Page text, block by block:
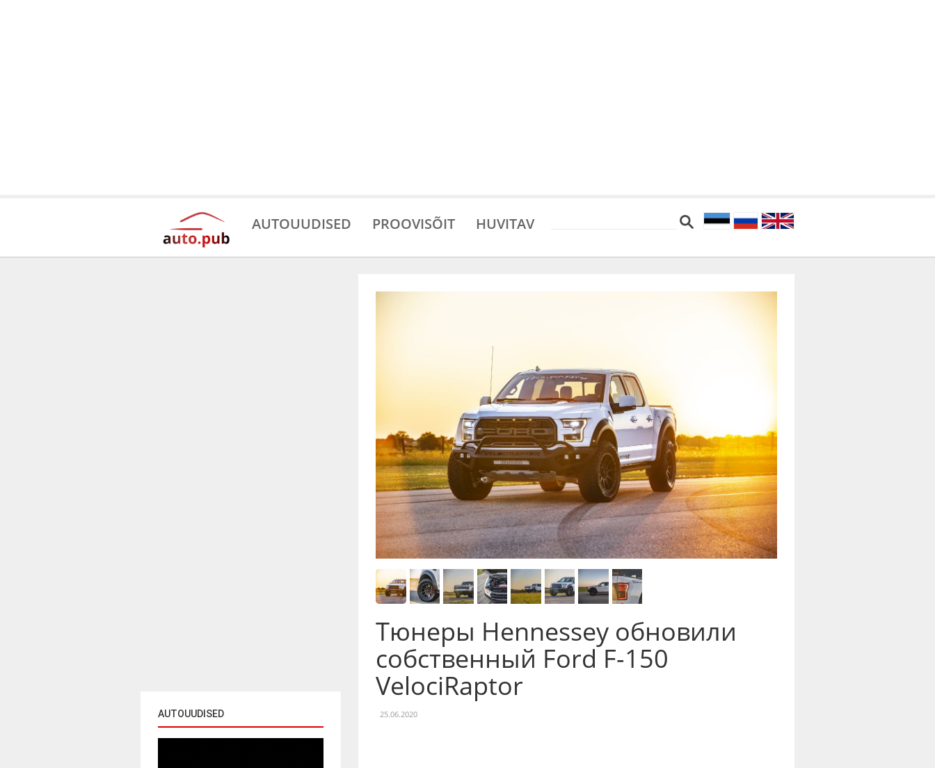
AUTOUUDISED PROOVISÕIT HUVITAV
AUTOUUDISED
Тюнеры Hennessey обновили
собственный Ford F-150
VelociRaptor
25.06.2020